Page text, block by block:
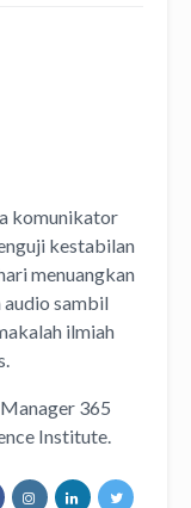
komunikator
kestabilan
menuangkan
audio sambil
ilmiah
365
Institute.